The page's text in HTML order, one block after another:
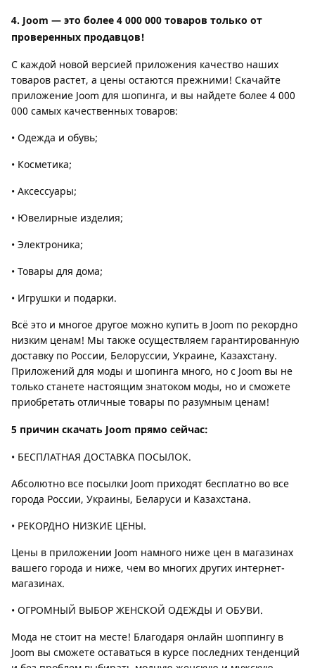
4. Joom — это более 4 000 000 товаров только от
проверенных продавцов!
С каждой новой версией приложения качество наших
товаров растет, а цены остаются прежними! Скачайте
приложение Joom для шопинга, и вы найдете более 4 000
000 самых качественных товаров:
• Одежда и обувь;
• Косметика;
• Аксессуары;
• Ювелирные изделия;
• Электроника;
• Товары для дома;
• Игрушки и подарки.
Всё это и многое другое можно купить в Joom по рекордно
низким ценам! Мы также осуществляем гарантированную
доставку по России, Белоруссии, Украине, Казахстану.
Приложений для моды и шопинга много, но с Joom вы не
только станете настоящим знатоком моды, но и сможете
приобретать отличные товары по разумным ценам!
5 причин скачать Joom прямо сейчас:
• БЕСПЛАТНАЯ ДОСТАВКА ПОСЫЛОК.
Абсолютно все посылки Joom приходят бесплатно во все
города России, Украины, Беларуси и Казахстана.
• РЕКОРДНО НИЗКИЕ ЦЕНЫ.
Цены в приложении Joom намного ниже цен в магазинах
вашего города и ниже, чем во многих других интернет-
магазинах.
• ОГРОМНЫЙ ВЫБОР ЖЕНСКОЙ ОДЕЖДЫ И ОБУВИ.
Мода не стоит на месте! Благодаря онлайн шоппингу в
Joom вы сможете оставаться в курсе последних тенденций